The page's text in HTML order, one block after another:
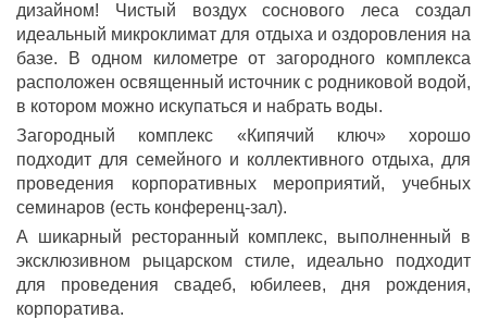
дизайном! Чистый воздух соснового леса создал
идеальный микроклимат для отдыха и оздоровления на
базе. В одном километре от загородного комплекса
расположен освященный источник с родниковой водой,
в котором можно искупаться и набрать воды.
Загородный комплекс «Кипячий ключ» хорошо
подходит для семейного и коллективного отдыха, для
проведения корпоративных мероприятий, учебных
семинаров (есть конференц-зал).
А шикарный ресторанный комплекс, выполненный в
эксклюзивном рыцарском стиле, идеально подходит
для проведения свадеб, юбилеев, дня рождения,
корпоратива.